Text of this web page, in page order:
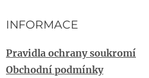
INFORMACE
Pravidla ochrany soukromí
Obchodní podmínky